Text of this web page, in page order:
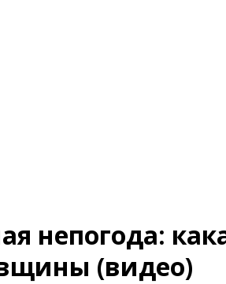
непогода:
(видео)